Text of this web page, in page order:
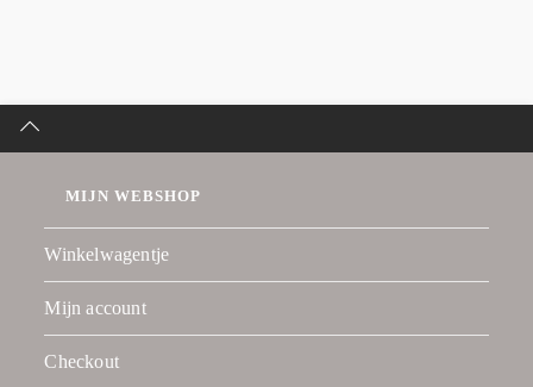
MIJN WEBSHOP
Winkelwagentje
Mijn account
Checkout